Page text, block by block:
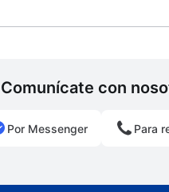
con
Por Messenger Para